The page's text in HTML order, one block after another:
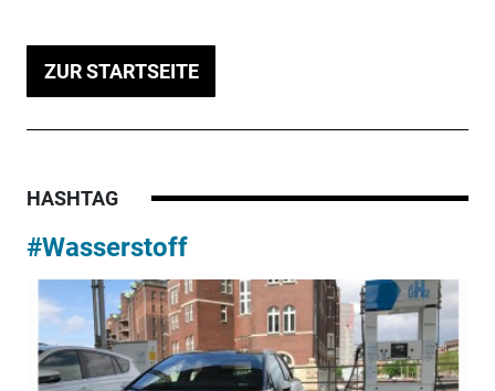
ZUR STARTSEITE
HASHTAG
#Wasserstoff